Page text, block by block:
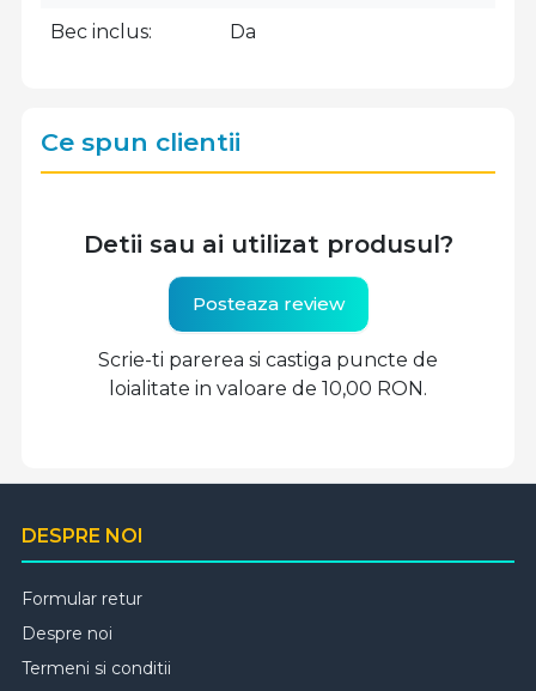
Bec inclus Da
Ce spun clientii
Detii sau ai utilizat produsul?
Posteaza review
Scrie-ti parerea si castiga puncte de
loialitate in valoare de 10,00 RON.
DESPRE NOI
Formular retur
Despre noi
Termeni si conditii